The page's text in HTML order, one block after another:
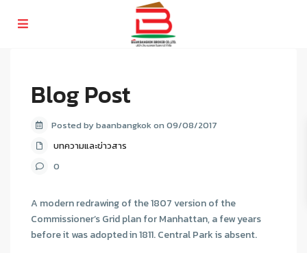
Blog Post
Posted by baanbangkok on 09/08/2017
บทความและข่าวสาร
0
A modern redrawing of the 1807 version of the
Commissioner’s Grid plan for Manhattan, a few years
before it was adopted in 1811. Central Park is absent.